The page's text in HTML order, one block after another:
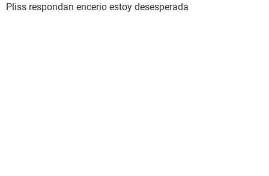
Pliss respondan encerio estoy desesperada